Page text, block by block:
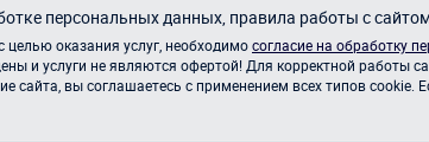
персональных данных, правила работы с
целью оказания услуг, необходимосогласие на обработку
и услуги не являются офертой! Для корректной работы
сайта, вы соглашаетесь с применением всех типов cookie.